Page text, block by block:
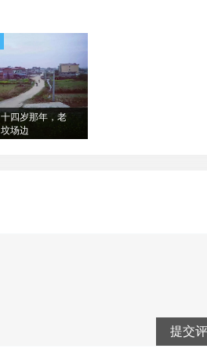
四岁那年，老
场边
提交